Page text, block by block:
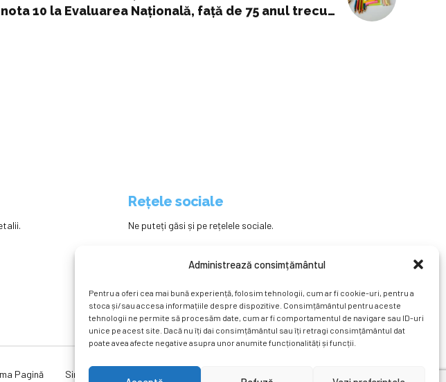
Administrează consimțământul
Pentru a oferi cea mai bună experiență, folosim tehnologii, cum ar fi cookie-uri, pentru a
stoca și/sau accesa informațiile despre dispozitive. Consimțământul pentru aceste
tehnologii ne permite să procesăm date, cum ar fi comportamentul de navigare sau ID-uri
unice pe acest site. Dacă nu îți dai consimțământul sau îți retragi consimțământul dat
poate avea afecte negative asupra unor anumite funcționalități și funcții.
nota 10 la Evaluarea Naţională, faţă de 75 anul trecut.
Rețele sociale
Ne puteți găsi și pe rețelele sociale.
Pagină Simpozion Internațional